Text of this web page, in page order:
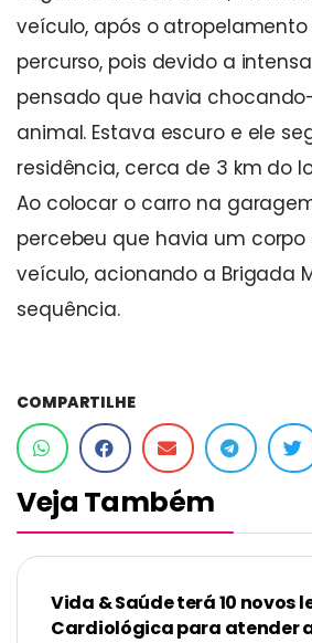
veículo, após o atropelamento
percurso, pois devido a
pensado que havia
animal. Estava escuro e ele
residência, cerca de 3 km do
Ao colocar o carro na
percebeu que havia um
veículo, acionando a Brigada
sequência.
COMPARTILHE
Veja Também
Vida & Saúde terá 10 novos
Cardiológica para atender